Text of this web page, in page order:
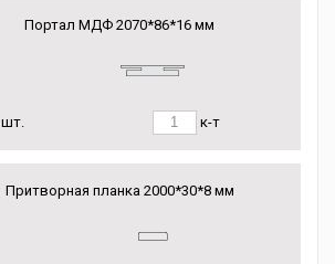
Портал МДФ 2070*86*16 мм
шт. к-т
Притворная планка 2000*30*8 мм